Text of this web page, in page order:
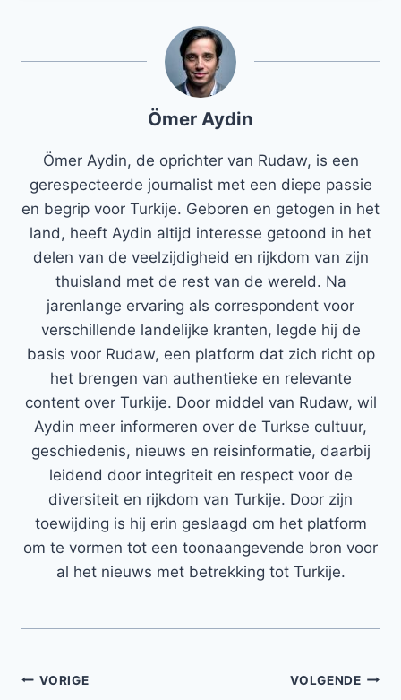
Ömer Aydin
Ömer Aydin, de oprichter van Rudaw, is een
gerespecteerde journalist met een diepe passie
en begrip voor Turkije. Geboren en getogen in het
land, heeft Aydin altijd interesse getoond in het
delen van de veelzijdigheid en rijkdom van zijn
thuisland met de rest van de wereld. Na
jarenlange ervaring als correspondent voor
verschillende landelijke kranten, legde hij de
basis voor Rudaw, een platform dat zich richt op
het brengen van authentieke en relevante
content over Turkije. Door middel van Rudaw, wil
Aydin meer informeren over de Turkse cultuur,
geschiedenis, nieuws en reisinformatie, daarbij
leidend door integriteit en respect voor de
diversiteit en rijkdom van Turkije. Door zijn
toewijding is hij erin geslaagd om het platform
om te vormen tot een toonaangevende bron voor
al het nieuws met betrekking tot Turkije.
Bericht
VORIGE VOLGENDE